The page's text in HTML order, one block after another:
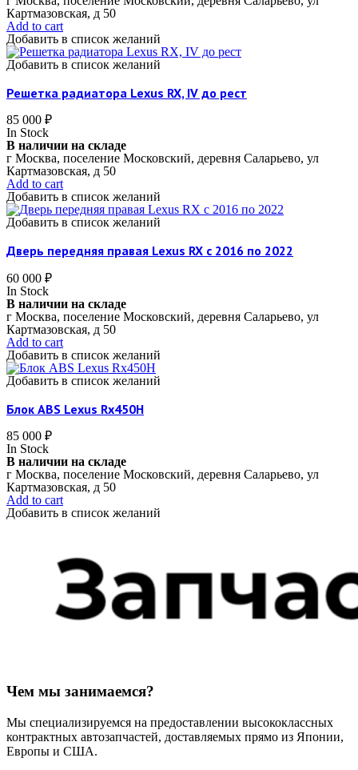
Картмазовская, д 50
Add to cart
Добавить в список желаний
Добавить в список желаний
Решетка радиатора Lexus RX, IV до рест
85 000 ₽
In Stock
В наличии на складе
г Москва, поселение Московский, деревня Саларьево, ул
Картмазовская, д 50
Add to cart
Добавить в список желаний
Добавить в список желаний
Дверь передняя правая Lexus RX c 2016 по 2022
60 000 ₽
In Stock
В наличии на складе
г Москва, поселение Московский, деревня Саларьево, ул
Картмазовская, д 50
Add to cart
Добавить в список желаний
Добавить в список желаний
Блок ABS Lexus Rx450H
85 000 ₽
In Stock
В наличии на складе
г Москва, поселение Московский, деревня Саларьево, ул
Картмазовская, д 50
Add to cart
Добавить в список желаний
Чем мы занимаемся?
Мы специализируемся на предоставлении высококлассных
контрактных автозапчастей, доставляемых прямо из Японии,
Европы и США.